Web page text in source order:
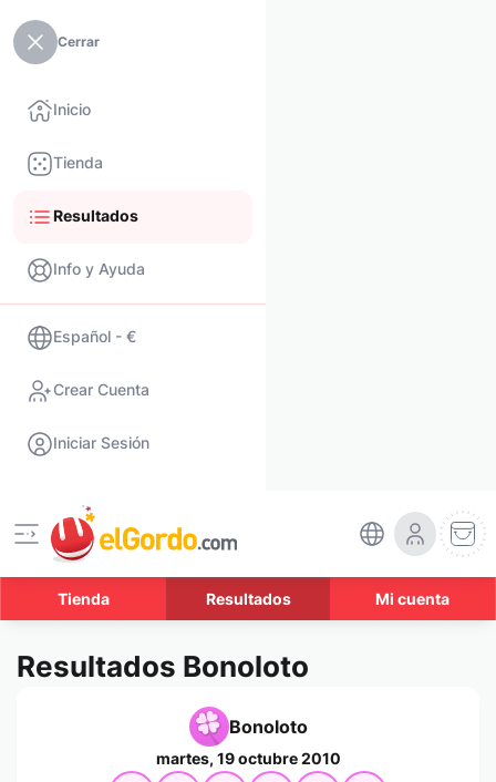
Cerrar
Inicio
Tienda
Resultados
Info y Ayuda
Español - €
Crear Cuenta
Iniciar Sesión
Tienda Resultados Mi cuenta
Resultados Bonoloto
Bonoloto
martes, 19 octubre 2010